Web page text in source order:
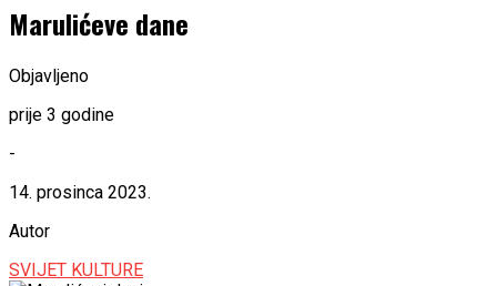
Marulićeve dane
Objavljeno
prije 3 godine
-
14. prosinca 2023.
Autor
SVIJET KULTURE